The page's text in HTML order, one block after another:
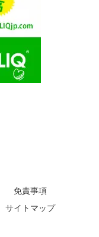
免責事項
サイトマップ